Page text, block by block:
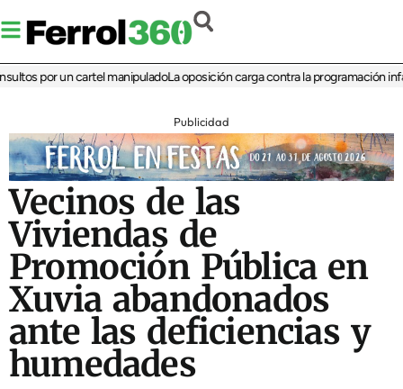
por un cartel manipuladoLa oposición carga contra la programación
Publicidad
Vecinos de las
Viviendas de
Promoción Pública en
Xuvia abandonados
ante las deficiencias y
humedades